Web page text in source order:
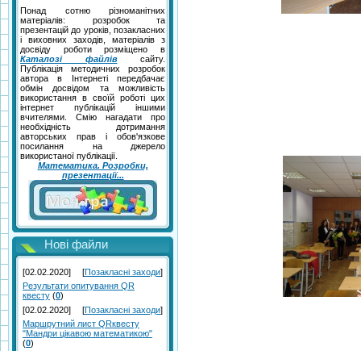
Понад сотню різноманітних
матеріалів: розробок та
презентацій до уроків, позакласних
і виховних заходів, матеріалів з
досвіду роботи розміщено в
Каталозі файлівсайту.
Публікація методичних розробок
автора в Інтернеті передбачає
обмін досвідом та можливість
використання в своїй роботі цих
інтернет публікацій іншими
вчителями. Смію нагадати про
необхідність дотримання
авторських прав і обов'язкове
посилання на джерело
використаної публікації.
Математика. Розробки,
презентації...
Нові файли
[02.02.2020] [Позакласні заходи]
Результати опитування QR
квесту (0)
[02.02.2020]
[Позакласні заходи]
Маршрутний лист QRквесту
"Мандри цікавою математикою"
(0)